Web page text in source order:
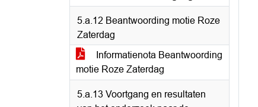
5.a.12 Beantwoording motie Roze
Zaterdag
Informatienota Beantwoording
motie Roze Zaterdag
5.a.13 Voortgang en resultaten